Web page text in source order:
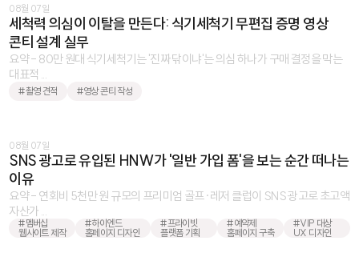
08월 07일
세척력 의심이 이탈을 만든다: 식기세척기 무편집 증명 영상
콘티 설계 실무
요약 - 80만 원대 식기세척기는 '진짜 닦이냐'는 의심 하나가 구매 결정을 막는
대표적 ...
#촬영 견적 #영상 콘티 작성
08월 07일
SNS 광고로 유입된 HNW가 '일반 가입 폼'을 보는 순간 떠나는
이유
요약 - 연회비 5천만 원 규모의 프리미엄 골프·레저 클럽이 SNS 광고로 초고액
자산가 ...
#멤버십
웹사이트 제작
#하이엔드
홈페이지 디자인
#프라이빗
플랫폼 기획
#예약제
홈페이지 구축
#VIP 대상
UX 디자인